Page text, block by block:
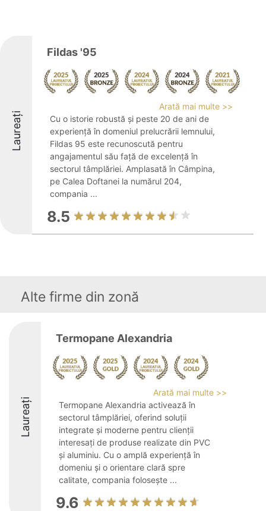
Laureați
Fildas '95
Arată mai multe >>
Cu o istorie robustă și peste 20 de ani de
experiență în domeniul prelucrării lemnului,
Fildas 95 este recunoscută pentru
angajamentul său față de excelență în
sectorul tâmplăriei. Amplasată în Câmpina,
pe Calea Doftanei la numărul 204,
compania ...
8.5
Alte firme din zonă
Laureați
Termopane Alexandria
Arată mai multe >>
Termopane Alexandria activează în
sectorul tâmplăriei, oferind soluții
integrate și moderne pentru clienții
interesați de produse realizate din PVC
și aluminiu. Cu o amplă experiență în
domeniu și o orientare clară spre
calitate, compania folosește ...
9.6